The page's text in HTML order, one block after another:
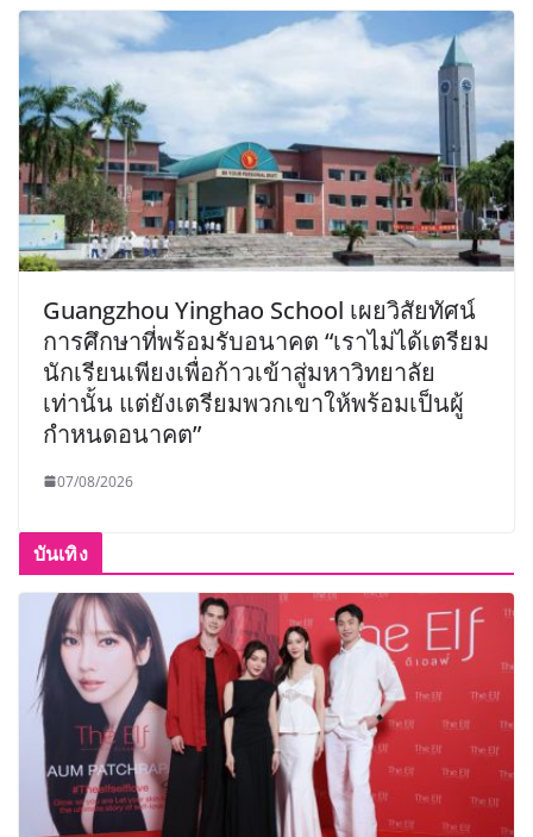
Guangzhou Yinghao School เผยวิสัยทัศน์
การศึกษาที่พร้อมรับอนาคต “เราไม่ได้เตรียม
นักเรียนเพียงเพื่อก้าวเข้าสู่มหาวิทยาลัย
เท่านั้น แต่ยังเตรียมพวกเขาให้พร้อมเป็นผู้
กำหนดอนาคต”
07/08/2026
บันเทิง